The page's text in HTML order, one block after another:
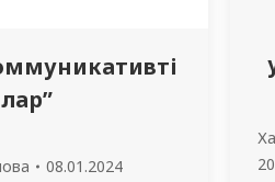
08.01.2024